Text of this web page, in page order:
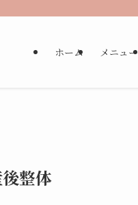
腰痛
ホーム メニュー
整体